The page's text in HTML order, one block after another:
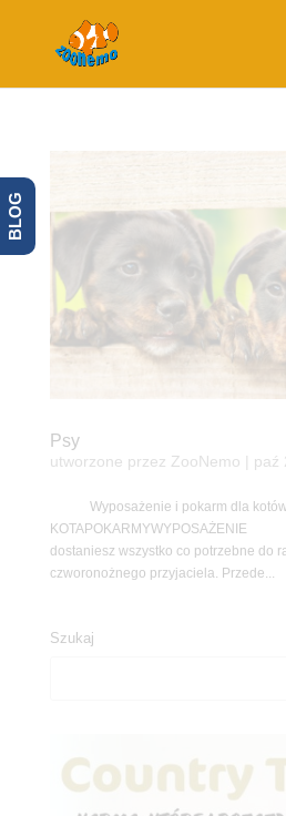
Psy
utworzone przez ZooNemo paź
Wyposażenie i pokarm dla kotów i
KOTAPOKARMYWYPOSAŻENIE
dostaniesz wszystko co potrzebne do
czworonożnego przyjaciela. Przede...
Szukaj
BLOG